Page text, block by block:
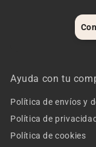
Ayuda con tu
Política de envíos y
Política de privacidad
Política de cookies